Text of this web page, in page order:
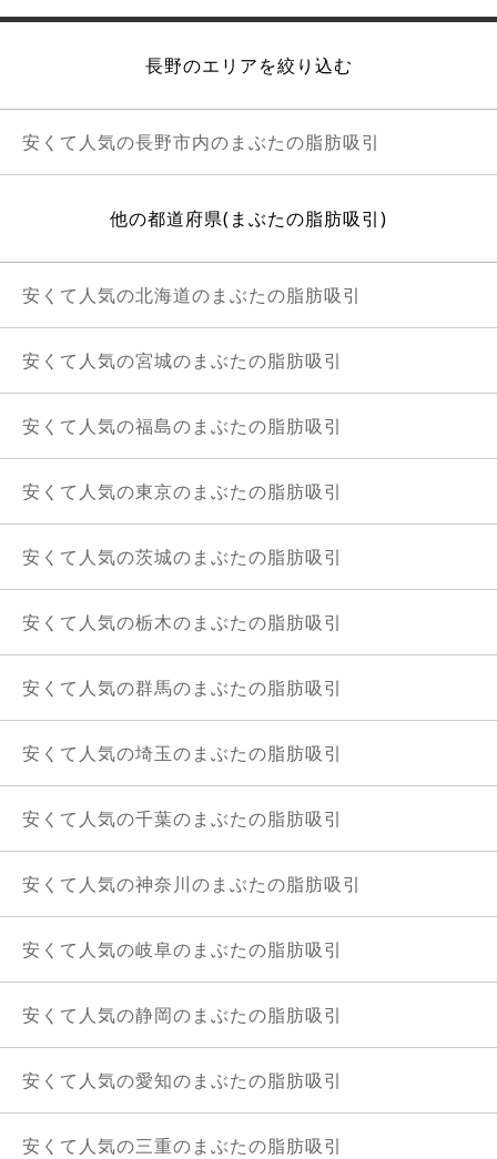
長野のエリアを絞り込む
安くて人気の長野市内のまぶたの脂肪吸引
他の都道府県(まぶたの脂肪吸引)
安くて人気の北海道のまぶたの脂肪吸引
安くて人気の宮城のまぶたの脂肪吸引
安くて人気の福島のまぶたの脂肪吸引
安くて人気の東京のまぶたの脂肪吸引
安くて人気の茨城のまぶたの脂肪吸引
安くて人気の栃木のまぶたの脂肪吸引
安くて人気の群馬のまぶたの脂肪吸引
安くて人気の埼玉のまぶたの脂肪吸引
安くて人気の千葉のまぶたの脂肪吸引
安くて人気の神奈川のまぶたの脂肪吸引
安くて人気の岐阜のまぶたの脂肪吸引
安くて人気の静岡のまぶたの脂肪吸引
安くて人気の愛知のまぶたの脂肪吸引
安くて人気の三重のまぶたの脂肪吸引